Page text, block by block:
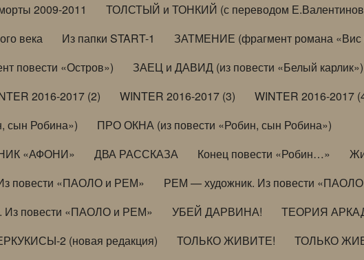
2009-2011
ТОЛСТЫЙ и ТОНКИЙ (с переводом
века Из папки START-1
ЗАТМЕНИЕ (фрагмент романа «Вис
повести «Остров»)
ЗАЕЦ и ДАВИД (из повести «Белый карлик»)
2016-2017 (2) WINTER 2016-2017 (3)
WINTER 2016-2017
Робина»)
ПРО ОКНА (из повести «Робин, сын Робина»)
«АФОНИ» ДВА РАССКАЗА Конец повести «Робин…»
повести «ПАОЛО и РЕМ»
РЕМ — художник. Из повести
Из повести «ПАОЛО и РЕМ» УБЕЙ ДАРВИНА!
ТЕОРИЯ
2 (новая редакция) ТОЛЬКО ЖИВИТЕ!
ТОЛЬКО